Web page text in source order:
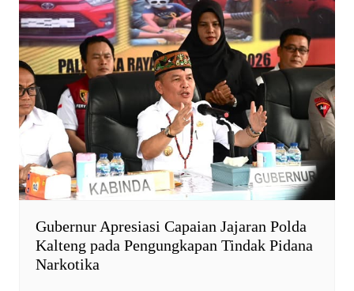
e
n
d
l
Gubernur Apresiasi Capaian Jajaran Polda
Kalteng pada Pengungkapan Tindak Pidana
Narkotika